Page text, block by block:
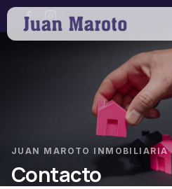
JUAN MAROTO INMOBILIARIA
Contacto